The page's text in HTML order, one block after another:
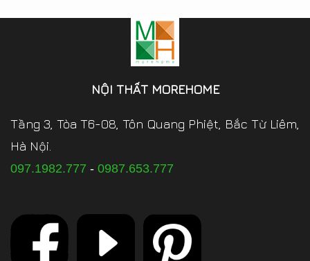
NỘI THẤT MOREHOME
Tầng 3, Tòa T6-08, Tôn Quang Phiệt, Bắc Từ Liêm,
Hà Nội.
097.1982.777 - 0987.653.777